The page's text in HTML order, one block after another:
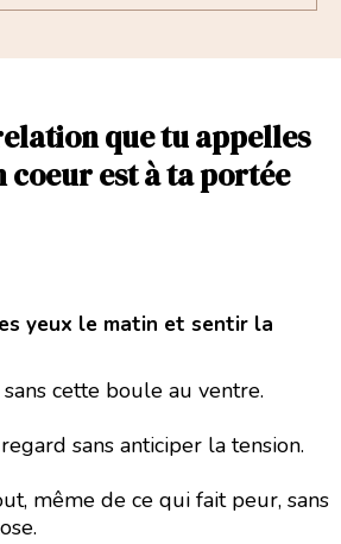
que tu appelles
coeur est à ta portée
yeux le matin et sentir la
cette boule au ventre.
sans anticiper la tension.
même de ce qui fait peur, sans